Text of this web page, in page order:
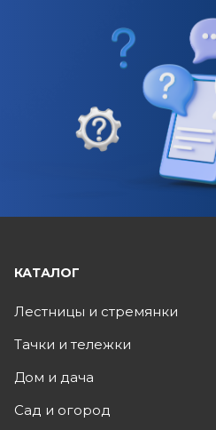
КАТАЛОГ
Лестницы и стремянки
Тачки и тележки
Дом и дача
Сад и огород